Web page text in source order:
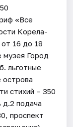
«Все
Корела-
16 до 18
музея Город
льготные
острова
стихий – 350
д.2 подача
проспект